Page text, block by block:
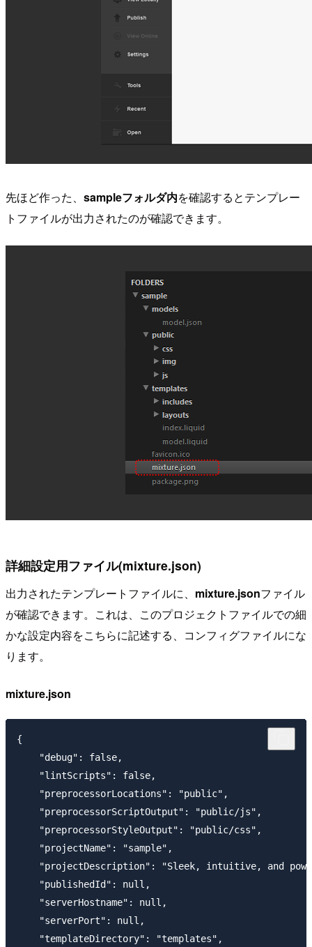
先ほど作った、 sampleフォルダ内を確認するとテンプレー
トファイルが出力されたのが確認できます。
詳細設定用ファイル(mixture.json)
出力されたテンプレートファイルに、 mixture.jsonファイル
が確認できます。これは、このプロジェクトファイルでの細
かな設定内容をこちらに記述する、コンフィグファイルにな
ります。
mixture.json
{
    "debug": false,
    "lintScripts": false,
    "preprocessorLocations": "public",
    "preprocessorScriptOutput": "public/js",
    "preprocessorStyleOutput": "public/css",
    "projectName": "sample",
"projectDescription": "Sleek, intuitive, and
    "publishedId": null,
    "serverHostname": null,
    "serverPort": null,
    "templateDirectory": "templates",